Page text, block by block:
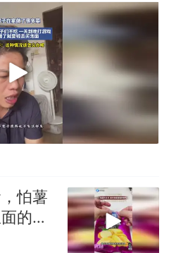
怕薯
的空
袋子